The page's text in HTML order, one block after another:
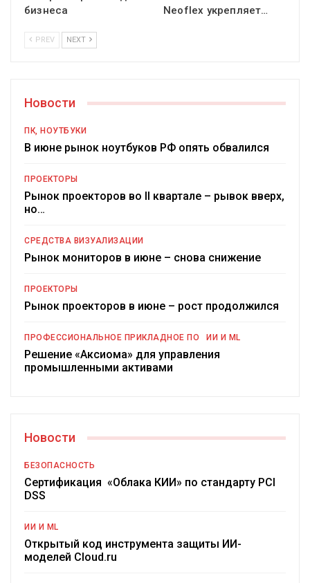
бизнеса
Neoflex укрепляет…
PREV NEXT
Новости
ПК, НОУТБУКИ
В июне рынок ноутбуков РФ опять обвалился
ПРОЕКТОРЫ
Рынок проекторов во II квартале – рывок вверх,
но…
СРЕДСТВА ВИЗУАЛИЗАЦИИ
Рынок мониторов в июне – снова снижение
ПРОЕКТОРЫ
Рынок проекторов в июне – рост продолжился
ПРОФЕССИОНАЛЬНОЕ ПРИКЛАДНОЕ ПО ИИ И ML
Решение «Аксиома» для управления
промышленными активами
Новости
БЕЗОПАСНОСТЬ
Сертификация «Облака КИИ» по стандарту PCI
DSS
ИИ И ML
Открытый код инструмента защиты ИИ-
моделей Cloud.ru